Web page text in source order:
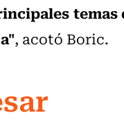
, acotó Boric.